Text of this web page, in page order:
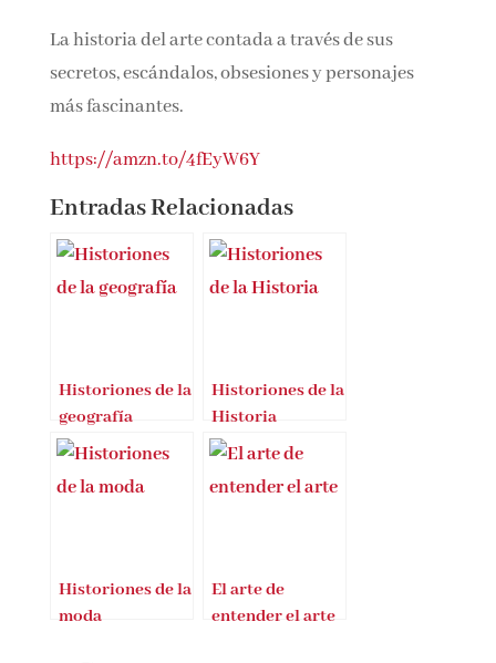
La historia del arte contada a través de sus
secretos, escándalos, obsesiones y personajes
https://amzn.to/4fEyW6Y
Entradas Relacionadas
Historiones de la
geografía
Historiones de la
Historia
Historiones de la
El arte de